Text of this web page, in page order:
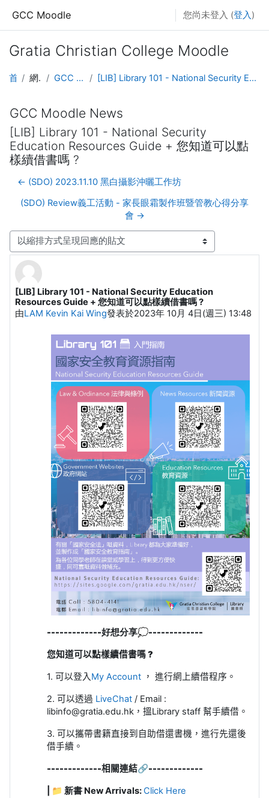
GCC Moodle 您尚未登入 (登入 )
Gratia Christian College Moodle
首頁 網站頁面 GCC Moodle News [LIB] Library 101 - National Security Education Resources Guide + 您知道可以點樣續借書嗎 ?
GCC Moodle News
[LIB] Library 101 - National Security
Education Resources Guide + 您知道可以點
樣續借書嗎 ?
← (SDO) 2023.11.10 黑白攝影沖曬工作坊
(SDO) Review義工活動 - 家長眼霜製作班暨管教心得分享
會 →
顯示模式
[LIB] Library 101 - National Security Education
Resources Guide + 您知道可以點樣續借書嗎 ?
由LAM Kevin Kai Wing發表於2023年 10月 4日(週三) 13:48
Number of replies: 0
-------------好想分享💭-------------
您知道可以點樣續借書嗎 ?
1. 可以登入 My Account ， 進行網上續借程序。
2. 可以透過 LiveChat / Email :
libinfo@gratia.edu.hk，搵Library staff 幫手續借。
3. 可以攜帶書籍直接到自助借還書機，進行先還後
借手續。
-------------相關連結🔗-------------
| 📁 新書 New Arrivals:Click Here